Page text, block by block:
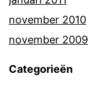
november 2010
november 2009
Categorieën